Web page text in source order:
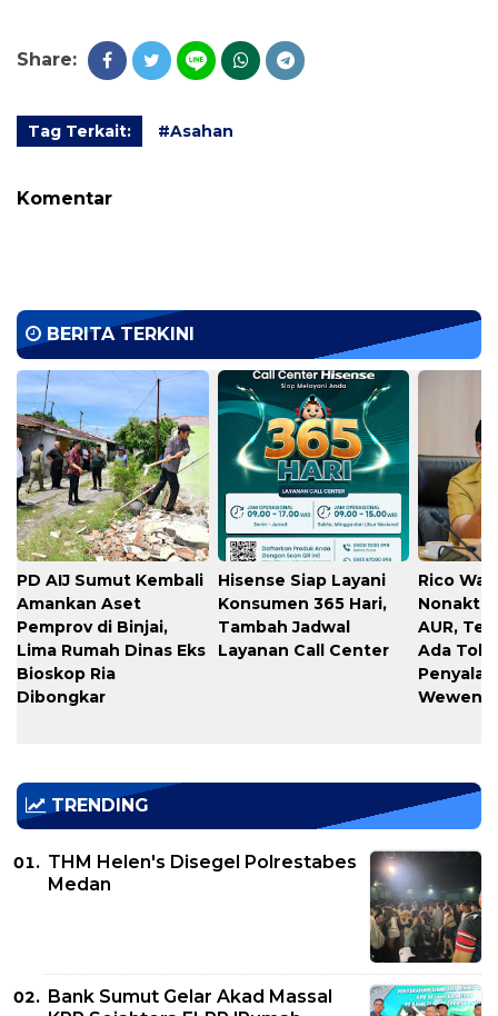
Share:
Tag Terkait: #Asahan
Komentar
BERITA TERKINI
PD AIJ Sumut Kembali
Amankan Aset
Pemprov di Binjai,
Lima Rumah Dinas Eks
Bioskop Ria
Dibongkar
Hisense Siap Layani
Konsumen 365 Hari,
Tambah Jadwal
Layanan Call Center
Rico
AUR,
Ada
TRENDING
THM Helen's Disegel Polrestabes
Medan
Bank Sumut Gelar Akad Massal